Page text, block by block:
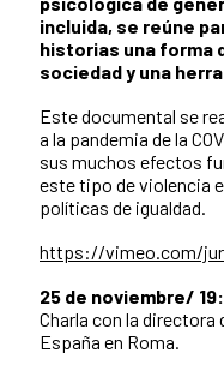
incluida, se reúne
historias una forma
sociedad y una
Este documental se
a la pandemia de la
sus muchos efectos
este tipo de violencia
políticas de igualdad.
https://vimeo.com/
25 de noviembre/
Charla con la directora
España en Roma.